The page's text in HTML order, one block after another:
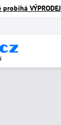
probíhá VÝPRODEJ